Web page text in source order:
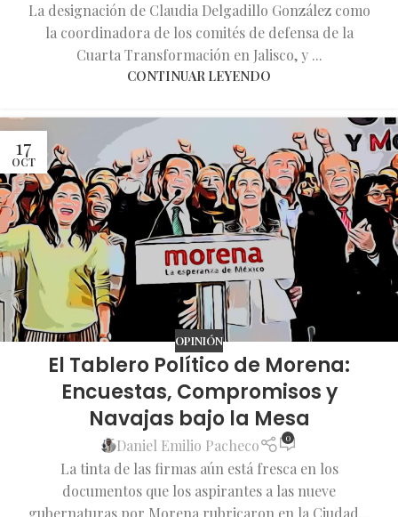
La designación de Claudia Delgadillo González como
la coordinadora de los comités de defensa de la
Cuarta Transformación en Jalisco, y ...
CONTINUAR LEYENDO
17
OCT
OPINIÓN
El Tablero Político de Morena:
Encuestas, Compromisos y
Navajas bajo la Mesa
Daniel Emilio Pacheco 0
La tinta de las firmas aún está fresca en los
documentos que los aspirantes a las nueve
gubernaturas por Morena rubricaron en la Ciudad...